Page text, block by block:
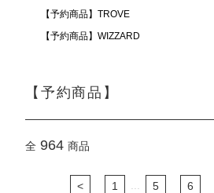
【予約商品】TROVE
【予約商品】WIZZARD
【予約商品】
全 964 商品
< 1 5 6